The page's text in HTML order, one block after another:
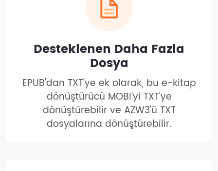
Desteklenen Daha Fazla
Dosya
EPUB'dan TXT'ye ek olarak, bu e-kitap
dönüştürücü MOBI'yi TXT'ye
dönüştürebilir ve AZW3'ü TXT
dosyalarına dönüştürebilir.